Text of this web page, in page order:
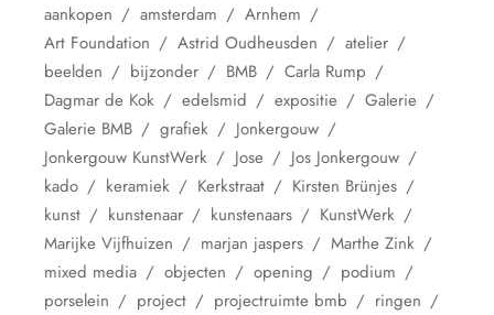
aankopen amsterdam
Arnhem
Art Foundation
Astrid Oudheusden
atelier
beelden
bijzonder BMB
Carla Rump
Dagmar de Kok
edelsmid expositie
Galerie
Galerie BMB
grafiek
Jonkergouw
Jonkergouw KunstWerk
Jose
Jos Jonkergouw
kado
keramiek Kerkstraat
Kirsten Brünjes
kunst
kunstenaar kunstenaars
KunstWerk
Marijke Vijfhuizen
marjan jaspers
Marthe Zink
mixed media
objecten opening
podium
porselein
project projectruimte bmb
ringen